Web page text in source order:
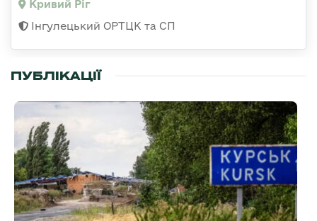
Кривий Ріг
Інгулецький ОРТЦК та СП
ПУБЛІКАЦІЇ